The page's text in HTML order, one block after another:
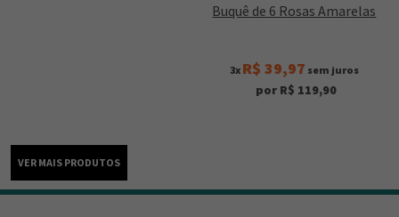
Buquê de 6 Rosas Amarelas
3x R$ 39,97 sem juros
por R$ 119,90